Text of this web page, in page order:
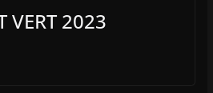
VERT 2023